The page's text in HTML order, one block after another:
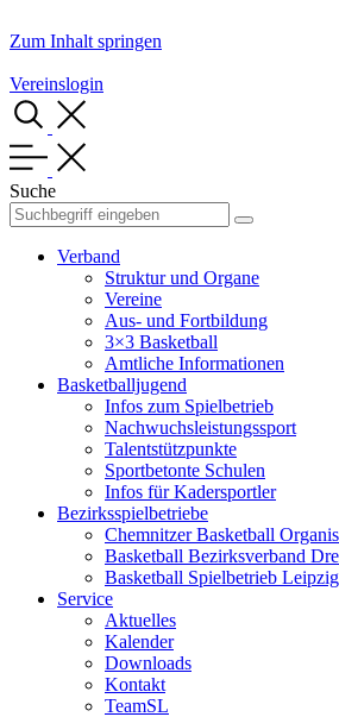
Zum Inhalt springen
Vereinslogin
Suche
Verband
Struktur und Organe
Vereine
Aus- und Fortbildung
3×3 Basketball
Amtliche Informationen
Basketballjugend
Infos zum Spielbetrieb
Nachwuchsleistungssport
Talentstützpunkte
Sportbetonte Schulen
Infos für Kadersportler
Bezirksspielbetriebe
Chemnitzer Basketball
Basketball Bezirksverband
Basketball Spielbetrieb
Service
Aktuelles
Kalender
Downloads
Kontakt
TeamSL